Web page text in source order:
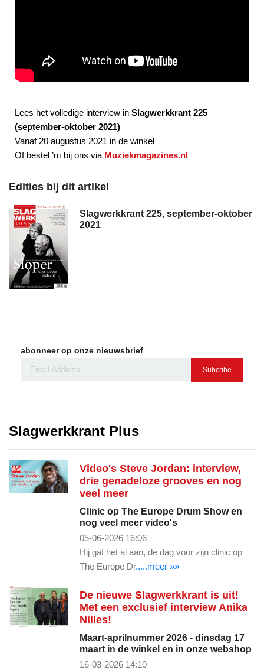
Lees het volledige interview in Slagwerkkrant 225
(september-oktober 2021)
Vanaf 20 augustus 2021 in de winkel
Of bestel ’m bij ons via Muziekmagazines.nl
Edities bij dit artikel
Slagwerkkrant 225, september-oktober
2021
abonneer op onze nieuwsbrief
Subcribe
Slagwerkkrant Plus
Video's Steve Jordan: interview,
drie genadeloze grooves en nog
veel meer
Clinic op The Europe Drum Show en
nog veel meer video's
05-06-2026 16:06
Hij gaf het al aan, de dag voor zijn clinic op
The Europe Dr.....meer »»
De nieuwe Slagwerkkrant is uit!
Met een exclusief interview Anika
Nilles!
Maart-aprilnummer 2026 - dinsdag 17
maart in de winkel en in onze webshop
16-03-2026 14:10